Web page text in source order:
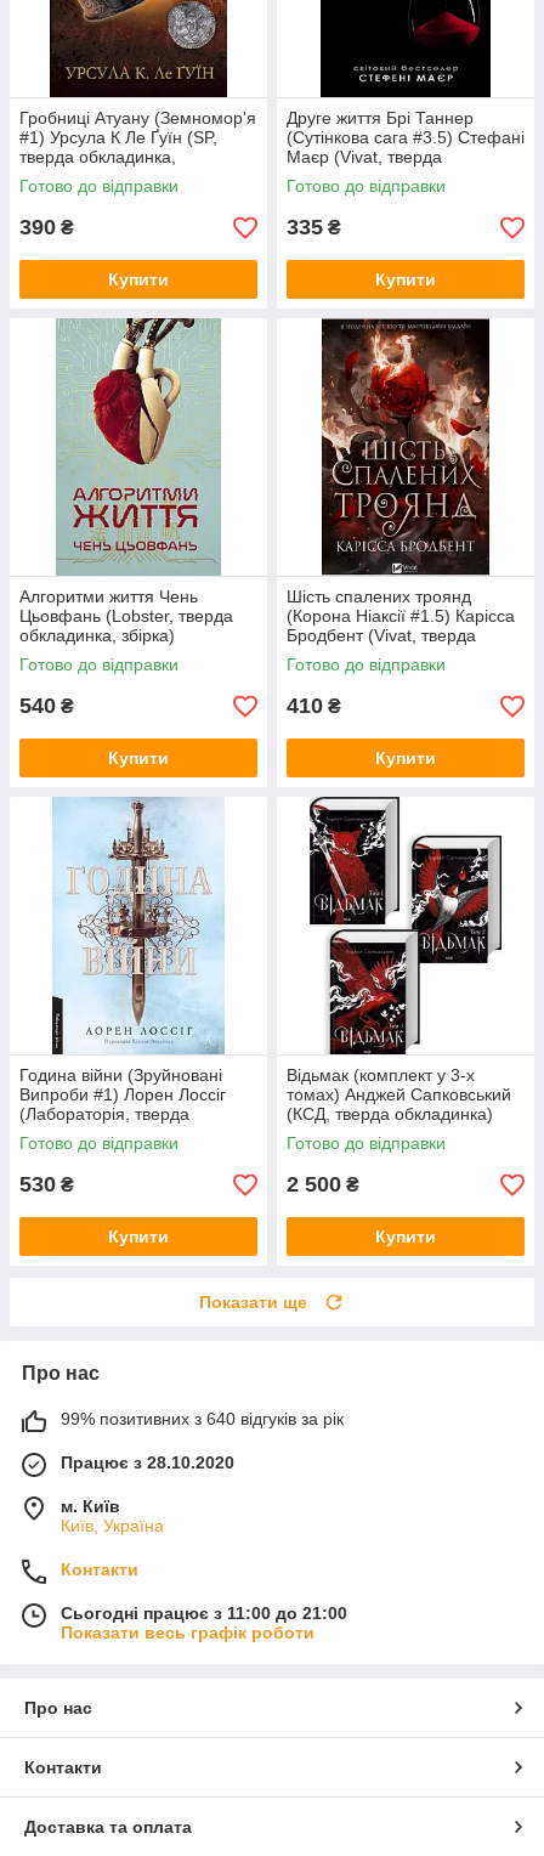
Гробниці Атуану (Земномор'я
#1) Урсула К Ле Ґуїн (SP,
тверда обкладинка,
суперобкладинка))
Готово до відправки
390 ₴
Купити
Друге життя Брі Таннер
(Сутінкова сага #3.5) Стефані
Маєр (Vivat, тверда
обкладинка)
Готово до відправки
335 ₴
Купити
Алгоритми життя Чень
Цьовфань (Lobster, тверда
обкладинка, збірка)
Готово до відправки
540 ₴
Купити
Шість спалених троянд
(Корона Ніаксії #1.5) Карісса
Бродбент (Vivat, тверда
обкладинка, кольоровий зріз,
суперобкладинка)
Готово до відправки
410 ₴
Купити
Година війни (Зруйновані
Випроби #1) Лорен Лоссіг
(Лабораторія, тверда
обкладинка)
Готово до відправки
530 ₴
Купити
Відьмак (комплект у 3-х
томах) Анджей Сапковський
(КСД, тверда обкладинка)
Готово до відправки
2 500 ₴
Купити
Показати ще
Про нас
99% позитивних з 640 відгуків за рік
Працює з 28.10.2020
м. Київ
Київ, Україна
Контакти
Сьогодні працює з 11:00 до 21:00
Показати весь графік роботи
Про нас
Контакти
Доставка та оплата